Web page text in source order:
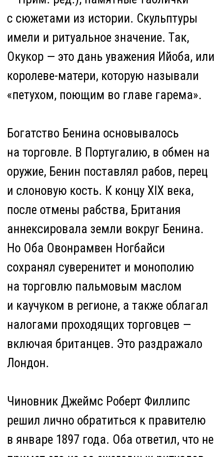
Тогда Оба устроил засаду, в которой
погибла вся делегация, за
исключением двух офицеров. В ответ
англичане вторглись в Бенин. Армия
не могла противостоять захватчикам,
которые наступали с суши и моря,
и земли перешли под контроль
Дворец разграбили: минимум 2,5 тыс.
с аукциона. Многие попали в музеи
Британии и Германии.
Вернув Окукор, Германия в 2022 году
сохранял суверенитет и монополию
на торговлю пальмовым маслом
и каучуком в регионе, а также облагал
включая британцев. Это раздражало
Лондон.
Чиновник Джеймс Роберт Филлипс
в январе 1897 года. Оба ответил, что не
которые запрещают встречать гостей.
Однако Филлипс собрал свиту — в нее
входили и британцы, и местные
носильщики — и отправился в Бенин.